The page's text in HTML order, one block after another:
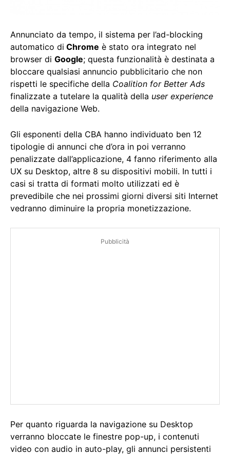
Annunciato da tempo, il sistema per l’ad-blocking
automatico di Chrome è stato ora integrato nel
browser di Google; questa funzionalità è destinata a
bloccare qualsiasi annuncio pubblicitario che non
rispetti le specifiche della Coalition for Better Ads
finalizzate a tutelare la qualità della user experience
della navigazione Web.
Gli esponenti della CBA hanno individuato ben 12
tipologie di annunci che d’ora in poi verranno
penalizzate dall’applicazione, 4 fanno riferimento alla
UX su Desktop, altre 8 su dispositivi mobili. In tutti i
casi si tratta di formati molto utilizzati ed è
prevedibile che nei prossimi giorni diversi siti Internet
vedranno diminuire la propria monetizzazione.
Pubblicità
Per quanto riguarda la navigazione su Desktop
verranno bloccate le finestre pop-up, i contenuti
video con audio in auto-play, gli annunci persistenti